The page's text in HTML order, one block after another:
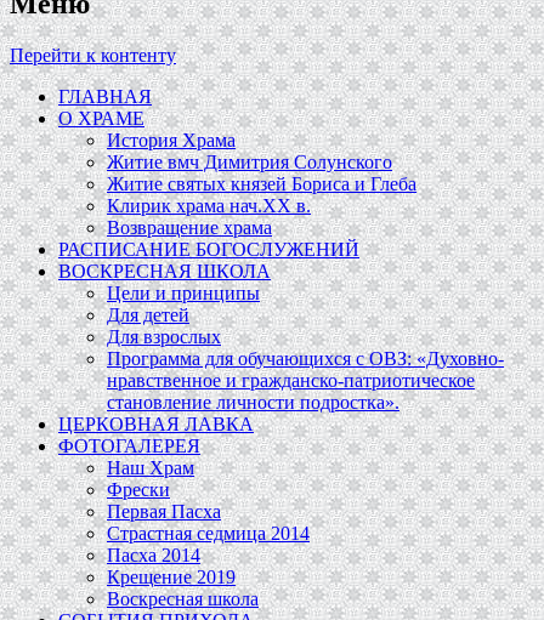
Перейти к контенту
ГЛАВНАЯ
О ХРАМЕ
История Храма
Житие вмч Димитрия Солунского
Житие святых князей Бориса и Глеба
Клирик храма нач.ХХ в.
Возвращение храма
РАСПИСАНИЕ БОГОСЛУЖЕНИЙ
ВОСКРЕСНАЯ ШКОЛА
Цели и принципы
Для детей
Для взрослых
Программа для обучающихся c ОВЗ: «Духовно-
нравственное и гражданско-патриотическое
становление личности подростка».
ЦЕРКОВНАЯ ЛАВКА
ФОТОГАЛЕРЕЯ
Наш Храм
Фрески
Первая Пасха
Страстная седмица 2014
Пасха 2014
Крещение 2019
Воскресная школа